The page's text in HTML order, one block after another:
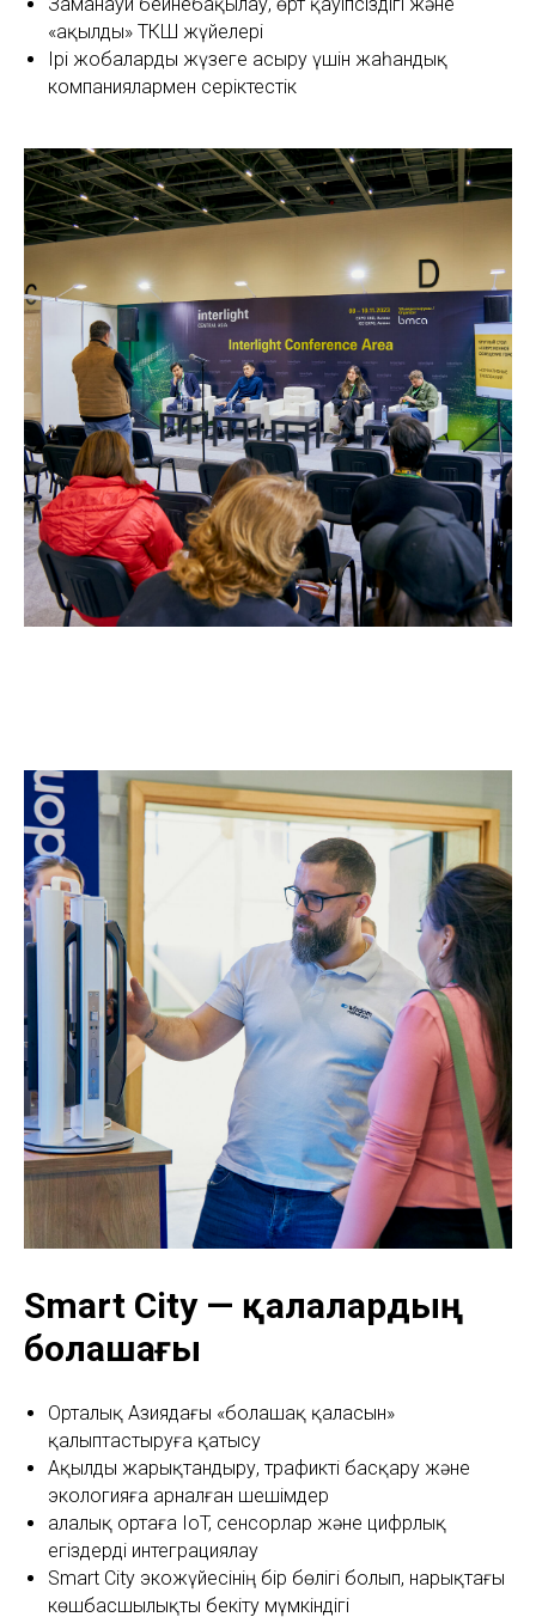
«ақылды» ТКШ жүйелері
Ірі жобаларды жүзеге асыру үшін жаһандық
компаниялармен серіктестік
Smart City — қалалардың
болашағы
Орталық Азиядағы «болашақ қаласын»
қалыптастыруға қатысу
Ақылды жарықтандыру, трафикті басқару және
экологияға арналған шешімдер
Қалалық ортаға IoT, сенсорлар және цифрлық
егіздерді интеграциялау
Smart City экожүйесінің бір бөлігі болып, нарықтағы
көшбасшылықты бекіту мүмкіндігі